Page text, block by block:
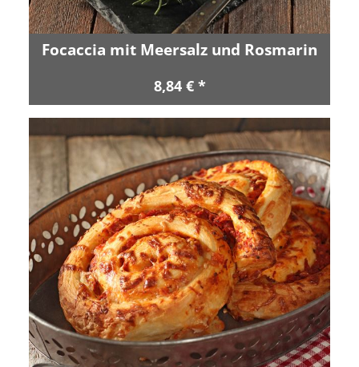
Focaccia mit Meersalz und Rosmarin
8,84 € *